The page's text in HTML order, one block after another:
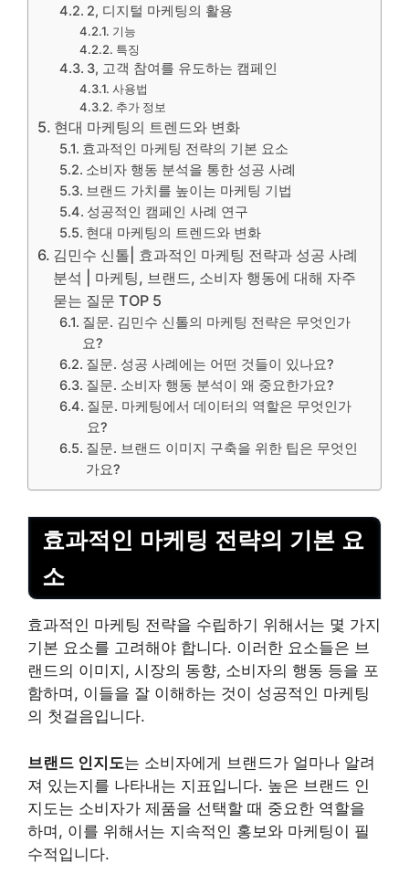
2, 디지털 마케팅의 활용
기능
특징
3, 고객 참여를 유도하는 캠페인
사용법
추가 정보
현대 마케팅의 트렌드와 변화
효과적인 마케팅 전략의 기본 요소
소비자 행동 분석을 통한 성공 사례
브랜드 가치를 높이는 마케팅 기법
성공적인 캠페인 사례 연구
현대 마케팅의 트렌드와 변화
김민수 신톨| 효과적인 마케팅 전략과 성공 사례
분석 | 마케팅, 브랜드, 소비자 행동에 대해 자주
묻는 질문 TOP 5
질문. 김민수 신톨의 마케팅 전략은 무엇인가
요?
질문. 성공 사례에는 어떤 것들이 있나요?
질문. 소비자 행동 분석이 왜 중요한가요?
질문. 마케팅에서 데이터의 역할은 무엇인가
요?
질문. 브랜드 이미지 구축을 위한 팁은 무엇인
가요?
효과적인 마케팅 전략의 기본 요
소
효과적인 마케팅 전략을 수립하기 위해서는 몇 가지
기본 요소를 고려해야 합니다. 이러한 요소들은 브
랜드의 이미지, 시장의 동향, 소비자의 행동 등을 포
함하며, 이들을 잘 이해하는 것이 성공적인 마케팅
의 첫걸음입니다.
브랜드 인지도는 소비자에게 브랜드가 얼마나 알려
져 있는지를 나타내는 지표입니다. 높은 브랜드 인
지도는 소비자가 제품을 선택할 때 중요한 역할을
하며, 이를 위해서는 지속적인 홍보와 마케팅이 필
수적입니다.